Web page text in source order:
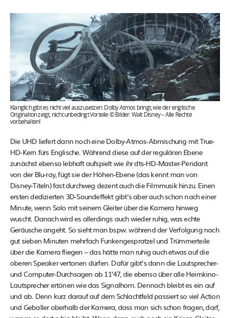
Klanglich gibt es nicht viel auszusetzen. Dolby Atmos bringt, wie der englische
Originalton zeigt, nicht unbedingt Vorteile © Bilder: Walt Disney – Alle Rechte
vorbehalten!
Die UHD liefert dann noch eine Dolby-Atmos-Abmischung mit True-
HD-Kern fürs Englische. Während diese auf der regulären Ebene
zunächst ebenso lebhaft aufspielt wie ihr dts-HD-Master-Pendant
von der Blu-ray, fügt sie der Höhen-Ebene (das kennt man von
Disney-Titeln) fast durchweg dezent auch die Filmmusik hinzu. Einen
ersten dedizierten 3D-Soundeffekt gibt’s aber auch schon nach einer
Minute, wenn Solo mit seinem Gleiter über die Kamera hinweg
wuscht. Danach wird es allerdings auch wieder ruhig, was echte
Geräusche angeht. So sieht man bspw. während der Verfolgung nach
gut sieben Minuten mehrfach Funkengespratzel und Trümmerteile
über die Kamera fliegen – das hätte man ruhig auch etwas auf die
oberen Speaker vertonen dürfen. Dafür gibt’s dann die Lautsprecher-
und Computer-Durchsagen ab 11’47, die ebenso über alle Heimkino-
Lautsprecher ertönen wie das Signalhorn. Dennoch bleibt es ein auf
und ab. Denn kurz darauf auf dem Schlachtfeld passiert so viel Action
und Geballer oberhalb der Kamera, dass man sich schon fragen, darf,